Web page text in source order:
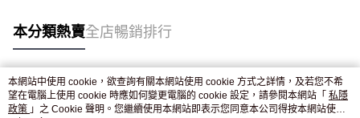
本分類熱賣全店暢銷排行
熱門標籤
本網站中使用 cookie，欲查詢有關本網站使用 cookie 方式之詳情，及若您不希
望在電腦上使用 cookie 時應如何變更電腦的 cookie 設定，請參閱本網站「 私隱
政策 」之 Cookie 聲明。您繼續使用本網站即表示您同意本公司得按本網站使用